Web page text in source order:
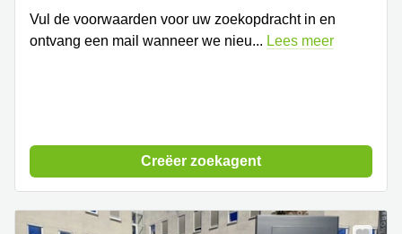
Vul de voorwaarden voor uw zoekopdracht in en
ontvang een mail wanneer we nieu... Lees meer
Creëer zoekagent